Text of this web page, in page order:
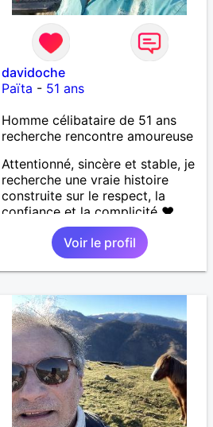
davidoche
Païta - 51 ans
Homme célibataire de 51 ans
recherche rencontre amoureuse
Attentionné, sincère et stable, je
recherche une vraie histoire
construite sur le respect, la
confiance et la complicité ❤️
J’aime les choses simples de la
vie : la nature, la mer, les
moments authentiques et les
personnes au grand cœur 🌊🌿
les petits moments de tendresse
et les calinous réguliers 😊❤️ La
solitude finit parfois par peser,
alors si tu es en Nouvelle-
Calédonie et que tu crois encore
à un amour vrai, prenons le
temps de discuter… et laissons
l’avenir nous guider 🌹
Voir le profil